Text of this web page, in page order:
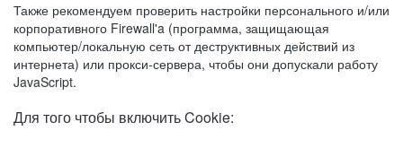
Также рекомендуем проверить настройки персонального и/или
корпоративного Firewall'a (программа, защищающая
компьютер/локальную сеть от деструктивных действий из
интернета) или прокси-сервера, чтобы они допускали работу
JavaScript.
Для того чтобы включить Cookie: